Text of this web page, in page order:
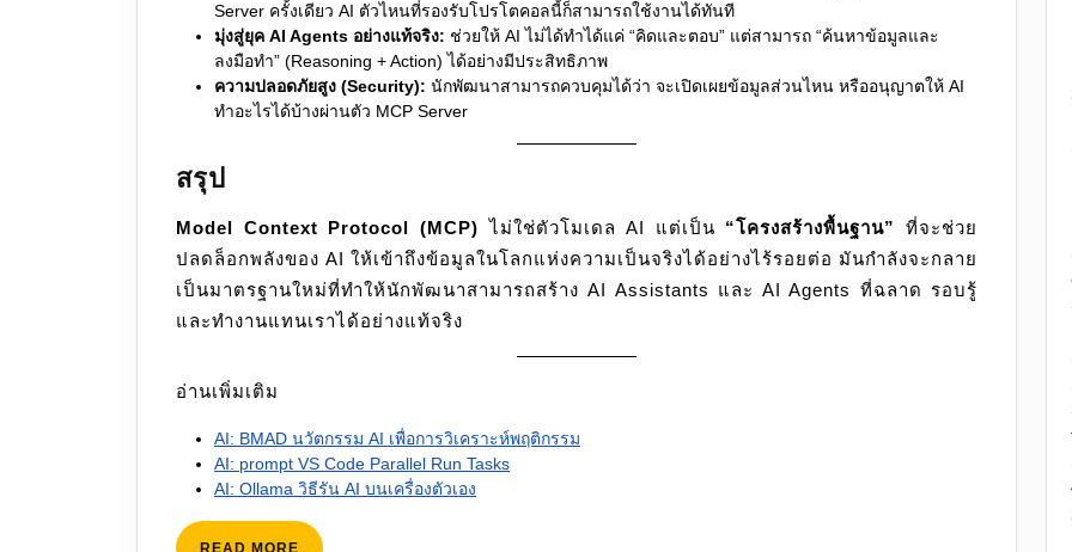
Server ครั้งเดียว AI ตัวไหนที่รองรับโปรโตคอลนี้ก็สามารถใช้งานได้ทันที
มุ่งสู่ยุค AI Agents อย่างแท้จริง: ช่วยให้ AI ไม่ได้ทำได้แค่ “คิดและตอบ” แต่สามารถ “ค้นหาข้อมูลและ
ลงมือทำ” (Reasoning + Action) ได้อย่างมีประสิทธิภาพ
ความปลอดภัยสูง (Security): นักพัฒนาสามารถควบคุมได้ว่า จะเปิดเผยข้อมูลส่วนไหน หรืออนุญาตให้ AI
ทำอะไรได้บ้างผ่านตัว MCP Server
สรุป
Model Context Protocol (MCP) ไม่ใช่ตัวโมเดล AI แต่เป็น “โครงสร้างพื้นฐาน”
ที่จะช่วย
ปลดล็อกพลังของ AI ให้เข้าถึงข้อมูลในโลกแห่งความเป็นจริงได้อย่างไร้รอยต่อ มันกำลังจะกลาย
เป็นมาตรฐานใหม่ที่ทำให้นักพัฒนาสามารถสร้าง AI Assistants และ AI Agents ที่ฉลาด รอบรู้
และทำงานแทนเราได้อย่างแท้จริง
อ่านเพิ่มเติม
AI: BMAD นวัตกรรม AI เพื่อการวิเคราะห์พฤติกรรม
AI: prompt VS Code Parallel Run Tasks
AI: Ollama วิธีรัน AI บนเครื่องตัวเอง
READ MORE READ